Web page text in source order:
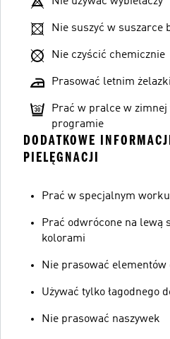
Nie suszyć w suszarce
Nie czyścić chemicznie
Prasować letnim
Prać w pralce w
programie
DODATKOWE
PIELĘGNACJI
Prać w specjalnym
Prać odwrócone na lewą
kolorami
Nie prasować elementów
Używać tylko łagodnego
Nie prasować naszywek